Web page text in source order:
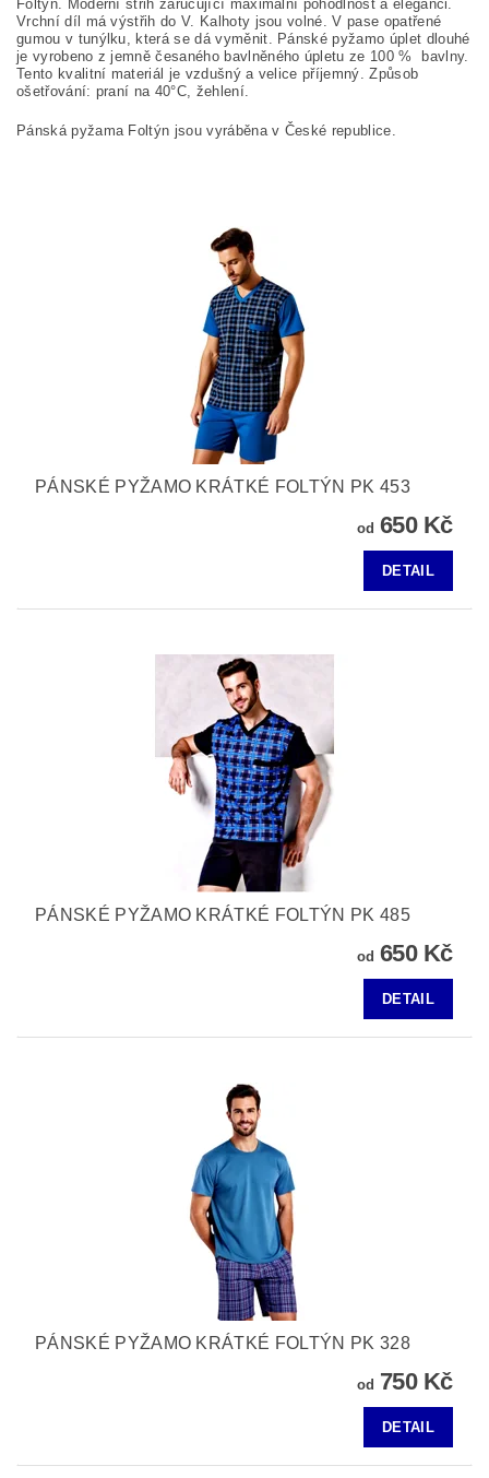
Foltýn. Moderní střih zaručující maximální pohodlnost a eleganci.
Vrchní díl má výstřih do V. Kalhoty jsou volné. V pase opatřené
gumou v tunýlku, která se dá vyměnit. Pánské pyžamo úplet dlouhé
je vyrobeno z jemně česaného bavlněného úpletu ze 100 %
bavlny.
Tento kvalitní materiál je vzdušný a velice příjemný. Způsob
ošetřování: praní na 40°C, žehlení.
Pánská pyžama Foltýn jsou vyráběna v České republice.
PÁNSKÉ PYŽAMO KRÁTKÉ FOLTÝN PK 453
od 650 Kč
DETAIL
PÁNSKÉ PYŽAMO KRÁTKÉ FOLTÝN PK 485
od 650 Kč
DETAIL
PÁNSKÉ PYŽAMO KRÁTKÉ FOLTÝN PK 328
od 750 Kč
DETAIL